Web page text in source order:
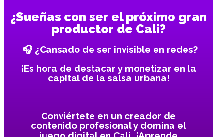
¿Sueñas con ser el próximo gran
productor de Cali?
🎧 ¿Cansado de ser invisible en redes?
¡Es hora de destacar y monetizar en la
capital de la salsa urbana!
Conviértete en un creador de
contenido profesional y domina el